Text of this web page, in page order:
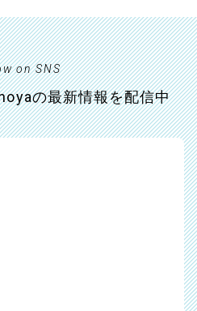
on SNS
の最新情報を配信中